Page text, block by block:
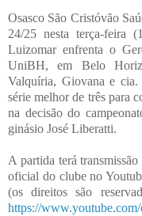
Osasco São Cristóvão
24/25 nesta terça-feira
Luizomar enfrenta o
UniBH, em Belo
Valquíria, Giovana e
série melhor de três para
na decisão do
ginásio José Liberatti.
A partida terá
oficial do clube no
(os direitos são
https://